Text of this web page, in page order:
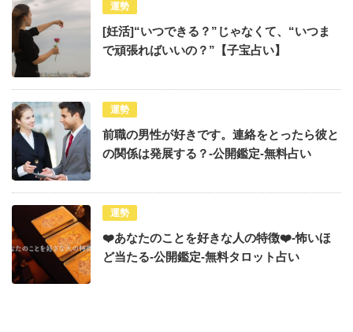
運勢
[妊活]“いつできる？”じゃなくて、“いつま
で頑張ればいいの？”【子宝占い】
運勢
前職の男性が好きです。連絡をとったら彼と
の関係は発展する？-公開鑑定-無料占い
運勢
❤️あなたのことを好きな人の特徴❤️-怖いほ
ど当たる-公開鑑定-無料タロット占い